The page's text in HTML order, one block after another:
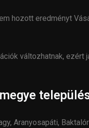
hozott eredményt
változhatnak,
Aranyosapáti,